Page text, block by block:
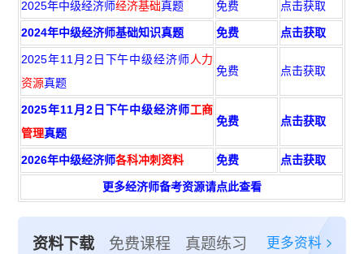
2025年中级经济师经济基础真题 免费 点击获取
2024年中级经济师基础知识真题 免费 点击获取
2025年11月2日下午中级经济师人力
资源真题
免费 点击获取
2025年11月2日下午中级经济师工商
管理真题
免费 点击获取
2026年中级经济师各科冲刺资料 免费 点击获取
更多经济师备考资源请点此查看
资料下载 免费课程 真题练习 更多资料